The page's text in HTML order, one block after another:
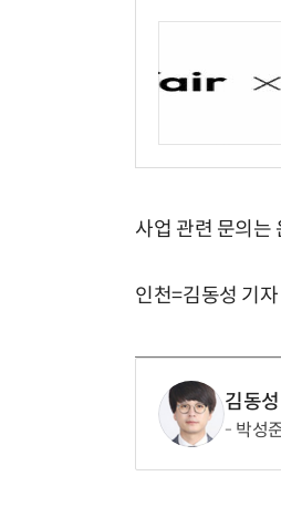
사업 관련 문의는
인천=김동성 기
김동
박성